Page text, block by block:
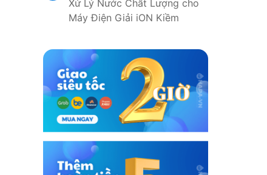
Xử Lý Nước Chất Lượng cho
Máy Điện Giải iON Kiềm